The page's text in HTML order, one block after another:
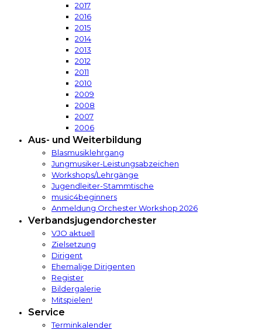
2017
2016
2015
2014
2013
2012
2011
2010
2009
2008
2007
2006
Aus- und Weiterbildung
Blasmusiklehrgang
Jungmusiker-Leistungsabzeichen
Workshops/Lehrgänge
Jugendleiter-Stammtische
music4beginners
Anmeldung Orchester Workshop 2026
Verbandsjugendorchester
VJO aktuell
Zielsetzung
Dirigent
Ehemalige Dirigenten
Register
Bildergalerie
Mitspielen!
Service
Terminkalender